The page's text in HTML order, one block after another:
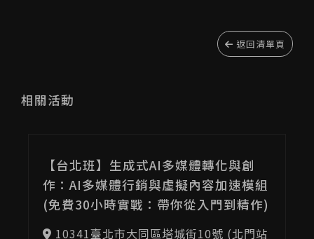
返回清單頁
相關活動
07/08(三)
【台北班】生成式AI多媒體轉化與創
作：AI多媒體行銷與虛擬內容加速模組
(免費30小時實戰：帶你從入門到精作)